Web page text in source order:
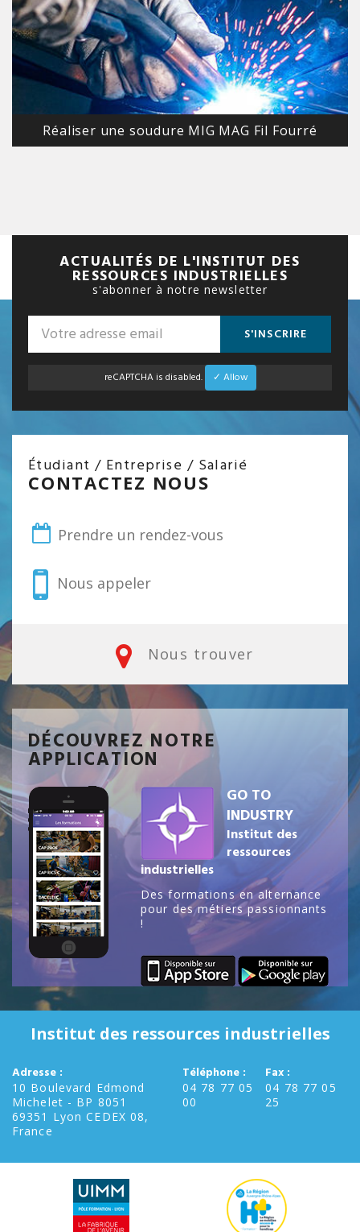
Réaliser une soudure MIG MAG Fil Fourré
ACTUALITÉS DE L'INSTITUT DES
RESSOURCES INDUSTRIELLES
s'abonner à notre newsletter
S'INSCRIRE
reCAPTCHA is disabled. ✓ Allow
Étudiant / Entreprise / Salarié
CONTACTEZ NOUS
Prendre un rendez-vous
Nous appeler
Nous trouver
DÉCOUVREZ NOTRE
APPLICATION
GO TO
INDUSTRY
Institut des
ressources
industrielles
Des formations en alternance
pour des métiers passionnants
!
Institut des ressources industrielles
Adresse :
10 Boulevard Edmond
Michelet - BP 8051
69351 Lyon CEDEX 08,
France
Téléphone :
04 78 77 05
00
Fax :
04 78 77 05
25